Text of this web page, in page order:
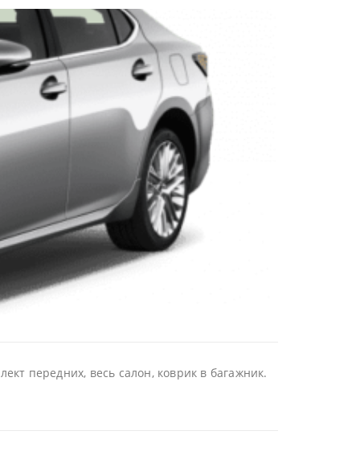
передних, весь салон, коврик в багажник.